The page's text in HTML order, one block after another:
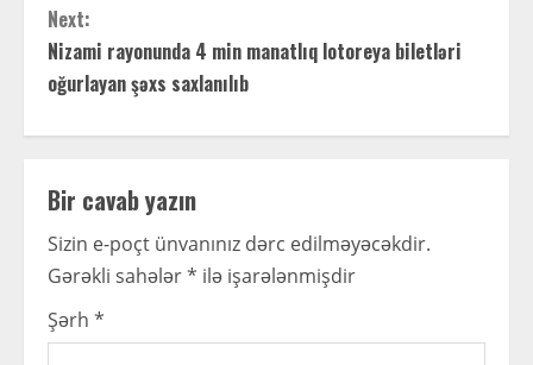
t
i
n
u
e
R
e
Next:
Nizami rayonunda 4 min manatlıq lotoreya biletləri
oğurlayan şəxs saxlanılıb
Bir cavab yazın
Sizin e-poçt ünvanınız dərc edilməyəcəkdir.
Gərəkli sahələr* ilə işarələnmişdir
Şərh *